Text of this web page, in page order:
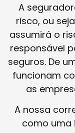
A
risco, ou
assumirá o
responsável
seguros. De
funcionam
as
A nossa
como uma